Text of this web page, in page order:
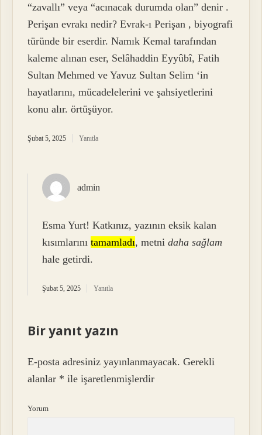
“zavallı” veya “acınacak durumda olan” denir .
Perişan evrakı nedir? Evrak-ı Perişan , biyografi
türünde bir eserdir. Namık Kemal tarafından
kaleme alınan eser, Selâhaddin Eyyûbî, Fatih
Sultan Mehmed ve Yavuz Sultan Selim ‘in
hayatlarını, mücadelelerini ve şahsiyetlerini
konu alır. örtüşüyor.
Şubat 5, 2025 Yanıtla
admin
Esma Yurt! Katkınız, yazının eksik kalan
kısımlarınıtamamladı, metnidaha sağlam
hale getirdi.
Şubat 5, 2025 Yanıtla
Bir yanıt yazın
E-posta adresiniz yayınlanmayacak. Gerekli
alanlar * ile işaretlenmişlerdir
Yorum